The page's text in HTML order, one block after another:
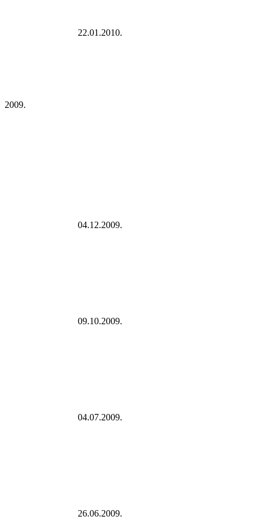
22.01.2010.
2009.
04.12.2009.
09.10.2009.
04.07.2009.
26.06.2009.